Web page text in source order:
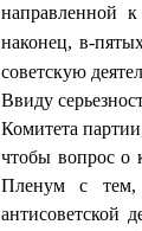
направленной
наконец, в-
советскую
Ввиду
Комитета
чтобы вопрос о
Пленум с тем,
антисоветской